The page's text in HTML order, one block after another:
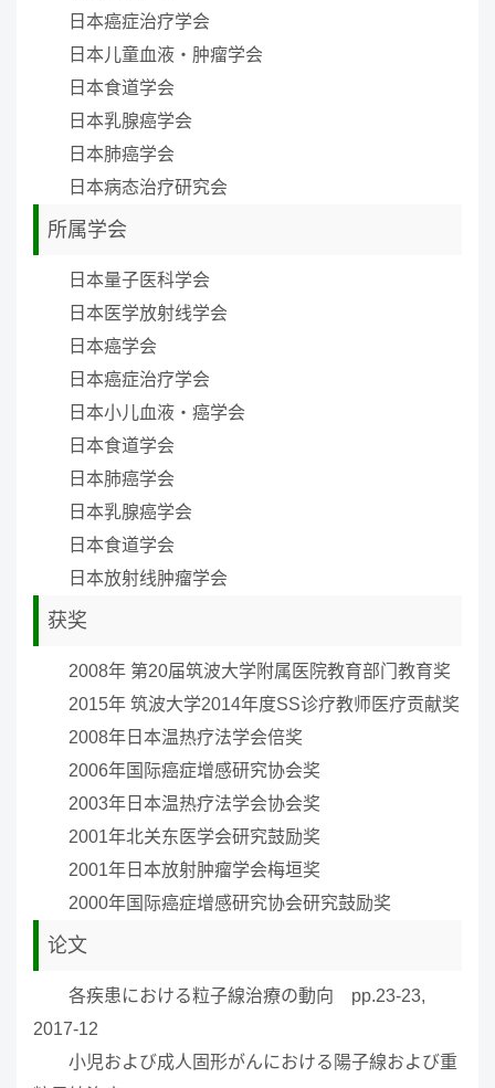
日本癌症治疗学会
日本儿童血液・肿瘤学会
日本食道学会
日本乳腺癌学会
日本肺癌学会
日本病态治疗研究会
所属学会
日本量子医科学会
日本医学放射线学会
日本癌学会
日本癌症治疗学会
日本小儿血液・癌学会
日本食道学会
日本肺癌学会
日本乳腺癌学会
日本食道学会
日本放射线肿瘤学会
获奖
2008年 第20届筑波大学附属医院教育部门教育奖
2015年 筑波大学2014年度SS诊疗教师医疗贡献奖
2008年日本温热疗法学会倍奖
2006年国际癌症增感研究协会奖
2003年日本温热疗法学会协会奖
2001年北关东医学会研究鼓励奖
2001年日本放射肿瘤学会梅垣奖
2000年国际癌症增感研究协会研究鼓励奖
论文
各疾患における粒子線治療の動向 pp.23-23,
2017-12
小児および成人固形がんにおける陽子線および重